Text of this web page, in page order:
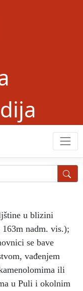
u blizini
163m nadm. vis.);
se bave
vađenjem
ili
u Puli i okolnim